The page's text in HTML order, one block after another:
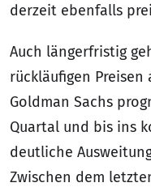
derzeit ebenfalls
Auch längerfristig
rückläufigen Preisen
Goldman Sachs
Quartal und bis ins
deutliche
Zwischen dem